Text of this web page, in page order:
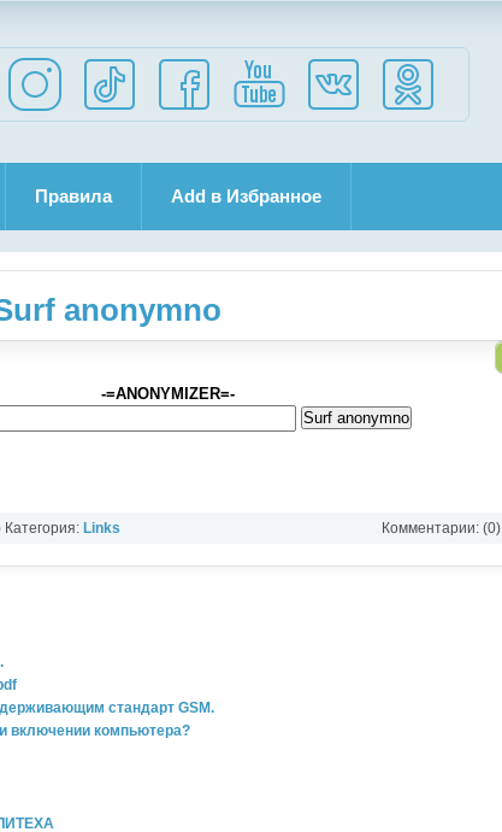
Правила Add в Избранное
anonymno
-=ANONYMIZER=-
Комментарии: (0)
Links
стандарт GSM.
включении компьютера?